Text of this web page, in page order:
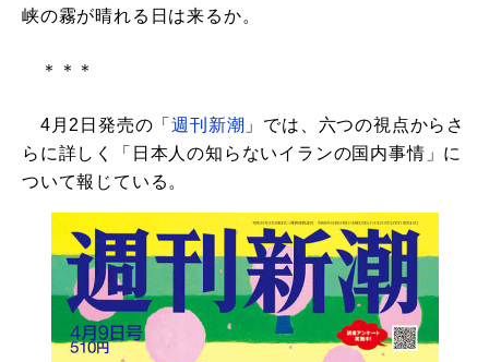
峡の霧が晴れる日は来るか。
＊＊＊
4月2日発売の「週刊新潮 」では、六つの視点からさ
らに詳しく「日本人の知らないイランの国内事情」に
ついて報じている。